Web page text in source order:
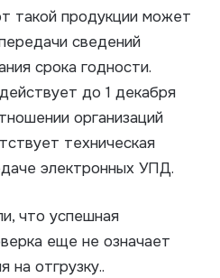
такой продукции может
сведений
срока годности.
до 1 декабря
организаций
техническая
электронных УПД.
что успешная
еще не означает
на отгрузку..